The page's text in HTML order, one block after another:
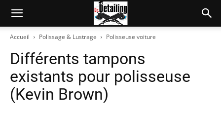
Accueil Polissage & Lustrage Polisseuse voiture
Différents tampons
existants pour polisseuse
(Kevin Brown)